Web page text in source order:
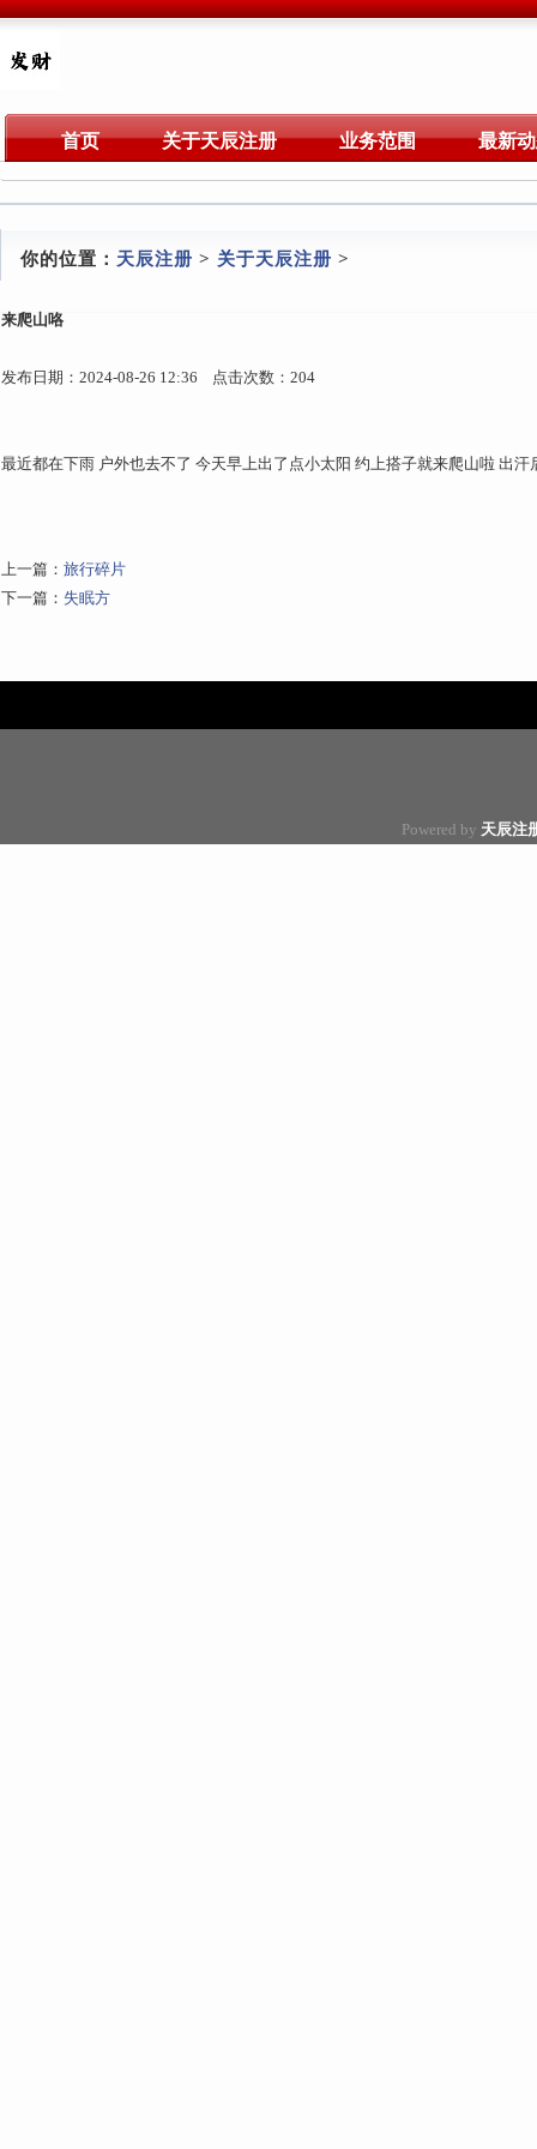
首页 关于天辰注册 业务范围 最新
你的位置： 天辰注册 > 关于天辰注册 >
来爬山咯
发布日期：2024-08-26 12:36 点击次数：204
最近都在下雨 户外也去不了 今天早上出了点小太阳 约上搭子就来爬山啦 出
上一篇： 旅行碎片
下一篇： 失眠方
Powered by 天辰注